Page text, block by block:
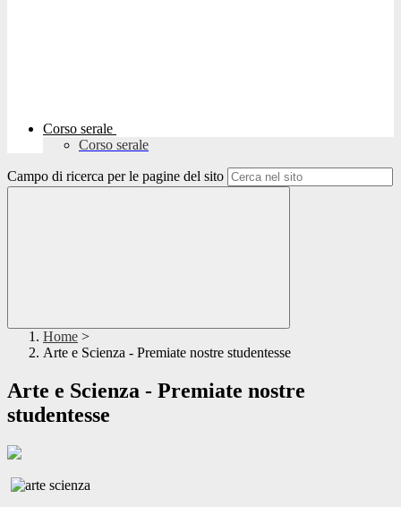
Corso serale
Corso serale
Campo di ricerca per le pagine del sito
Home >
Arte e Scienza - Premiate nostre studentesse
Arte e Scienza - Premiate nostre
studentesse